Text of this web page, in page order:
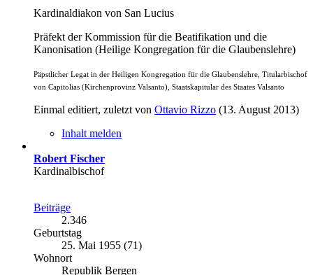
Kardinaldiakon von San Lucius
Präfekt der Kommission für die Beatifikation und die
Kanonisation (Heilige Kongregation für die Glaubenslehre)
Päpstlicher Legat in der Heiligen Kongregation für die Glaubenslehre, Titularbischof
von Capitolias (Kirchenprovinz Valsanto), Staatskapitular des Staates Valsanto
Einmal editiert, zuletzt von Ottavio Rizzo (13. August 2013)
Inhalt melden
Robert Fischer
Kardinalbischof
Beiträge
2.346
Geburtstag
25. Mai 1955 (71)
Wohnort
Republik Bergen